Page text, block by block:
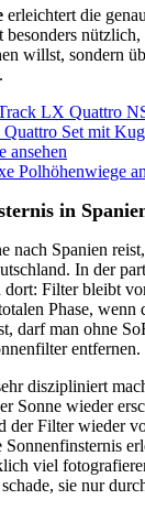
erleichtert die
besonders
willst, sondern
LX Quattro
Set mit
ansehen
Polhöhenwiege
in
nach Spanien
In der
dort: Filter bleibt
Phase, wenn
darf man ohne
entfernen.
diszipliniert
Sonne wieder
der Filter wieder
Sonnenfinsternis
viel
sie nur